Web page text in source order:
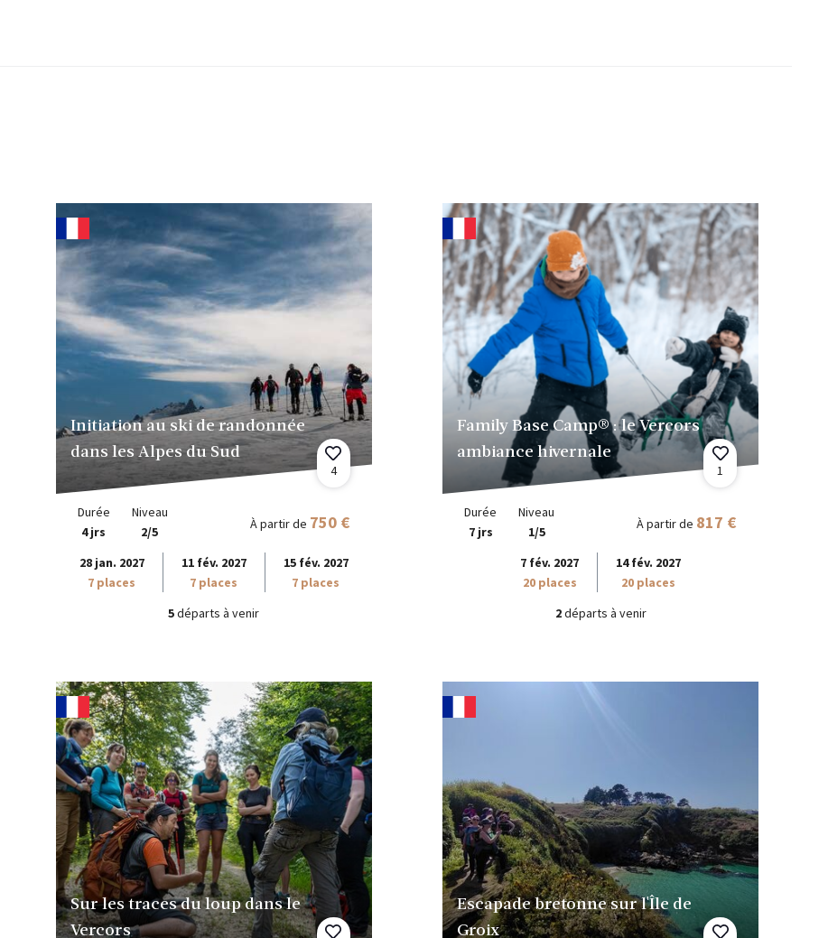
Initiation au ski de randonnée
dans les Alpes du Sud
4
Durée
4 jrs
Niveau
2/5
À partir de 750 €
28 jan. 2027
7 places
11 fév. 2027
7 places
15 fév. 2027
7 places
5départs à venir
Family Base Camp® : le Vercors
ambiance hivernale
1
Durée
7 jrs
Niveau
1/5
À partir de 817 €
7 fév. 2027
20 places
14 fév. 2027
20 places
2départs à venir
Sur les traces du loup dans le
Vercors
Escapade bretonne sur l'Île de
Groix